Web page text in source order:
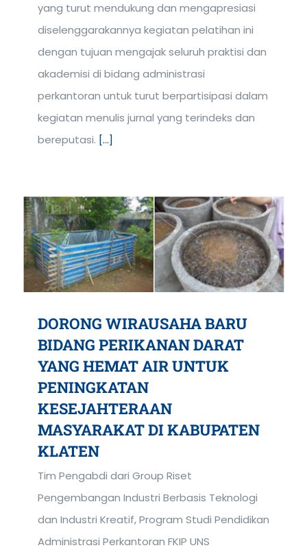
yang turut mendukung dan mengapresiasi
diselenggarakannya kegiatan pelatihan ini
dengan tujuan mengajak seluruh praktisi dan
akademisi di bidang administrasi
perkantoran untuk turut berpartisipasi dalam
kegiatan menulis jurnal yang terindeks dan
bereputasi. [...]
DORONG WIRAUSAHA BARU
BIDANG PERIKANAN DARAT
YANG HEMAT AIR UNTUK
PENINGKATAN
KESEJAHTERAAN
MASYARAKAT DI KABUPATEN
KLATEN
Tim Pengabdi dari Group Riset
Pengembangan Industri Berbasis Teknologi
dan Industri Kreatif, Program Studi Pendidikan
Administrasi Perkantoran FKIP UNS